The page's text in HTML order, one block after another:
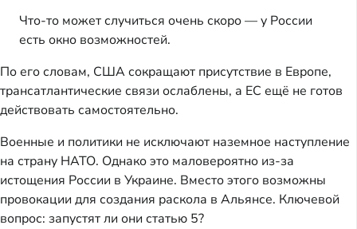
Что-то может случиться очень скоро — у России
есть окно возможностей.
По его словам, США сокращают присутствие в Европе,
трансатлантические связи ослаблены, а ЕС ещё не готов
действовать самостоятельно.
Военные и политики не исключают наземное наступление
на страну НАТО. Однако это маловероятно из-за
истощения России в Украине. Вместо этого возможны
провокации для создания раскола в Альянсе. Ключевой
вопрос: запустят ли они статью 5?